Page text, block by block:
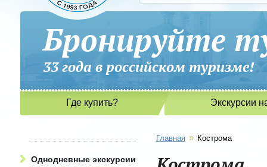
Бронируйте
33 года в российском
Где купить? Экскурсии
Однодневные экскурсии
Главная » Кострома